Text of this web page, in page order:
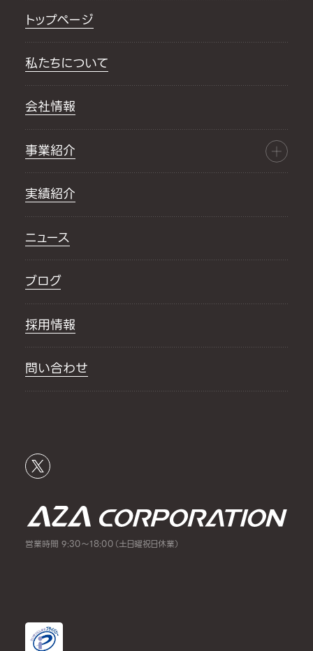
トップページ
私たちについて
会社情報
事業紹介
実績紹介
ニュース
ブログ
採用情報
問い合わせ
営業時間 9:30～18:00（土日曜祝日休業）